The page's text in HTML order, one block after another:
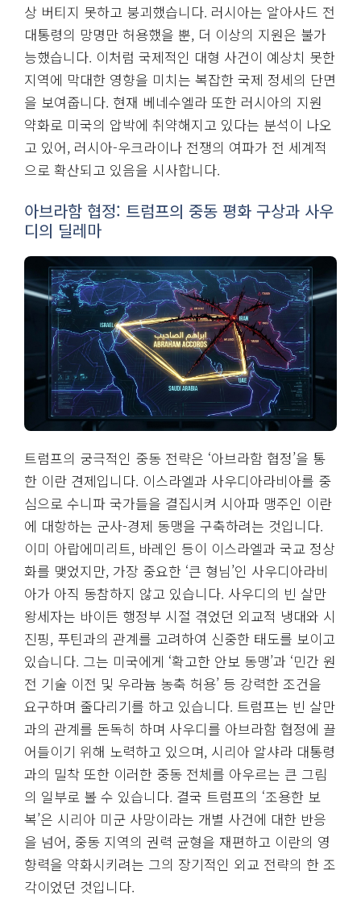
상 버티지 못하고 붕괴했습니다. 러시아는 알아사드 전
대통령의 망명만 허용했을 뿐, 더 이상의 지원은 불가
능했습니다. 이처럼 국제적인 대형 사건이 예상치 못한
지역에 막대한 영향을 미치는 복잡한 국제 정세의 단면
을 보여줍니다. 현재 베네수엘라 또한 러시아의 지원
약화로 미국의 압박에 취약해지고 있다는 분석이 나오
고 있어, 러시아-우크라이나 전쟁의 여파가 전 세계적
으로 확산되고 있음을 시사합니다.
아브라함 협정: 트럼프의 중동 평화 구상과 사우
디의 딜레마
트럼프의 궁극적인 중동 전략은 ‘아브라함 협정’을 통
한 이란 견제입니다. 이스라엘과 사우디아라비아를 중
심으로 수니파 국가들을 결집시켜 시아파 맹주인 이란
에 대항하는 군사-경제 동맹을 구축하려는 것입니다.
이미 아랍에미리트, 바레인 등이 이스라엘과 국교 정상
화를 맺었지만, 가장 중요한 ‘큰 형님’인 사우디아라비
아가 아직 동참하지 않고 있습니다. 사우디의 빈 살만
왕세자는 바이든 행정부 시절 겪었던 외교적 냉대와 시
진핑, 푸틴과의 관계를 고려하여 신중한 태도를 보이고
있습니다. 그는 미국에게 ‘확고한 안보 동맹’과 ‘민간 원
전 기술 이전 및 우라늄 농축 허용’ 등 강력한 조건을
요구하며 줄다리기를 하고 있습니다. 트럼프는 빈 살만
과의 관계를 돈독히 하며 사우디를 아브라함 협정에 끌
어들이기 위해 노력하고 있으며, 시리아 알샤라 대통령
과의 밀착 또한 이러한 중동 전체를 아우르는 큰 그림
의 일부로 볼 수 있습니다. 결국 트럼프의 ‘조용한 보
복’은 시리아 미군 사망이라는 개별 사건에 대한 반응
을 넘어, 중동 지역의 권력 균형을 재편하고 이란의 영
향력을 약화시키려는 그의 장기적인 외교 전략의 한 조
각이었던 것입니다.